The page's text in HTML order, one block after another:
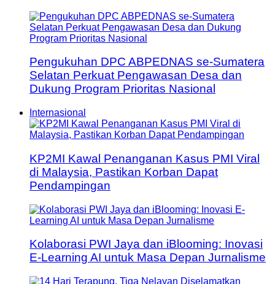
Pengukuhan DPC ABPEDNAS se-Sumatera
Selatan Perkuat Pengawasan Desa dan
Dukung Program Prioritas Nasional
Internasional
KP2MI Kawal Penanganan Kasus PMI Viral
di Malaysia, Pastikan Korban Dapat
Pendampingan
Kolaborasi PWI Jaya dan iBlooming: Inovasi
E-Learning AI untuk Masa Depan Jurnalisme